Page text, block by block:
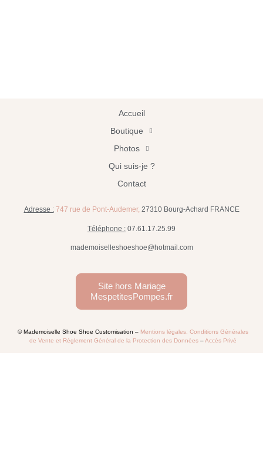
Accueil
Boutique
Photos
Qui suis-je ?
Contact
Adresse : 747 rue de Pont-Audemer, 27310 Bourg-Achard FRANCE
Téléphone : 07.61.17.25.99
mademoiselleshoeshoe@hotmail.com
Site hors Mariage
MespetitesPompes.fr
© Mademoiselle Shoe Shoe Customisation – Mentions légales, Conditions Générales
de Vente et Réglement Général de la Protection des Données –Accès Privé